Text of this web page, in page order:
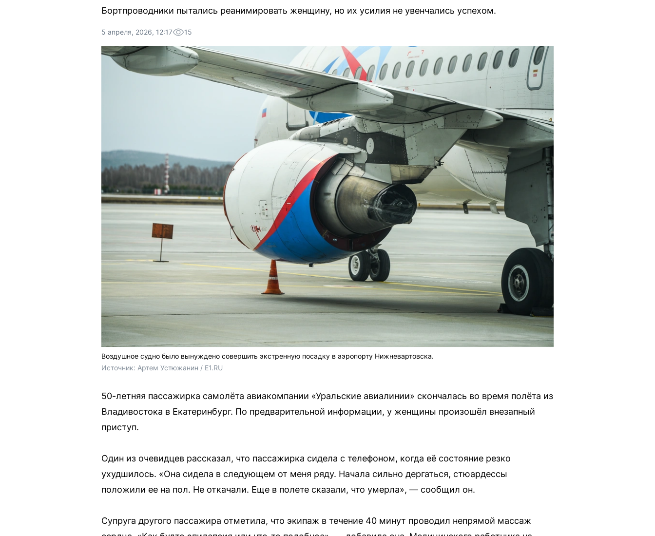
Бортпроводники пытались реанимировать женщину, но их усилия не увенчались успехом.
5 апреля, 2026, 12:17 15
Воздушное судно было вынуждено совершить экстренную посадку в аэропорту Нижневартовска.
Источник: Артем Устюжанин / E1.RU
50-летняя пассажирка самолёта авиакомпании «Уральские авиалинии» скончалась во время полёта из
Владивостока в Екатеринбург. По предварительной информации, у женщины произошёл внезапный
приступ.
Один из очевидцев рассказал, что пассажирка сидела с телефоном, когда её состояние резко
ухудшилось. «Она сидела в следующем от меня ряду. Начала сильно дергаться, стюардессы
положили ее на пол. Не откачали. Еще в полете сказали, что умерла», — сообщил он.
Супруга другого пассажира отметила, что экипаж в течение 40 минут проводил непрямой массаж